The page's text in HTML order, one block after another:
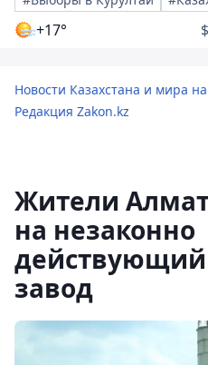
+17° $
Новости Казахстана и мира
Редакция Zakon.kz
Жители
на незаконно
завод